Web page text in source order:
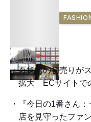
百貨店の初売りが
拡大 ECサイトで
『今日の1番さん
店を見守ったファ